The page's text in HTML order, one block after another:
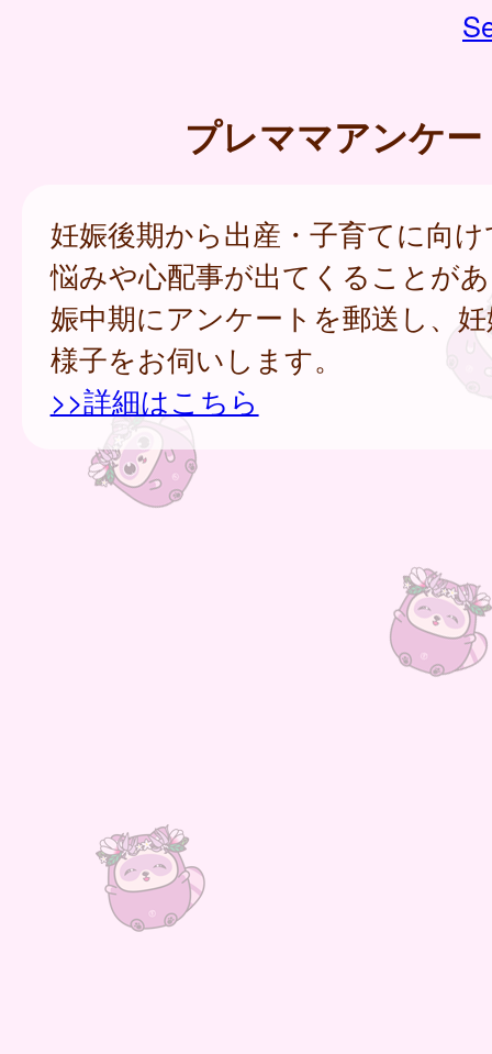
プレママアンケ
妊娠後期から出産・子育てに向
悩みや心配事が出てくることが
娠中期にアンケートを郵送し、
様子をお伺いします。
>>詳細はこちら